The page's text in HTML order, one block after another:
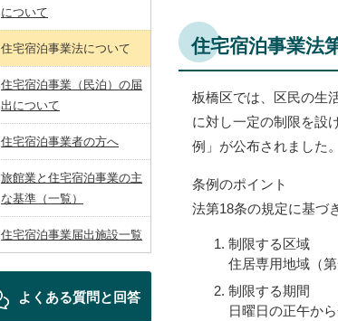
住宅宿泊事業法
板橋区では、区民の生
に対し一定の制限を設
例」が公布されました。
条例のポイント
法第18条の規定に基づ
制限する区域
住居専用地域（
制限する期間
日曜日の正午か
について
住宅宿泊事業法について
住宅宿泊事業（民泊）の届
出について
住宅宿泊事業者の方へ
旅館業と住宅宿泊事業の主
な基準（一覧）
住宅宿泊事業届出施設一覧
よくある質問と回答